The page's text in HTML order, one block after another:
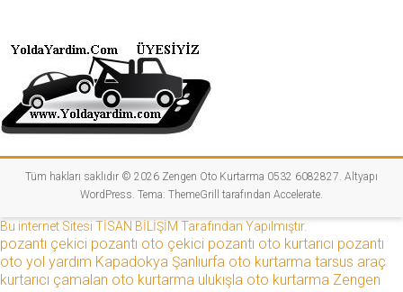
Tüm hakları saklıdır © 2026 Zengen Oto Kurtarma 0532 6082827. Altyapı
WordPress. Tema: ThemeGrill tarafından Accelerate.
Bu internet Sitesi TİSAN BİLİŞİM Tarafından Yapılmıştır.
pozantı çekici pozantı oto çekici pozantı oto kurtarıcı pozantı
oto yol yardım Kapadokya Şanlıurfa oto kurtarma tarsus araç
kurtarıcı çamalan oto kurtarma ulukışla oto kurtarma Zengen